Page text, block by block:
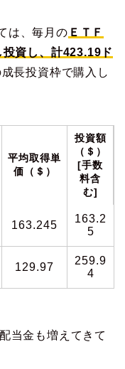
は、毎月の ＥＴＦ
投資し、 計423.19ド
長投資枠で購入し
平均取得単
価（＄）
投資額
（＄）
[手数
料含
む]
163.245
163.2
5
129.97
259.9
4
当金も増えてきて